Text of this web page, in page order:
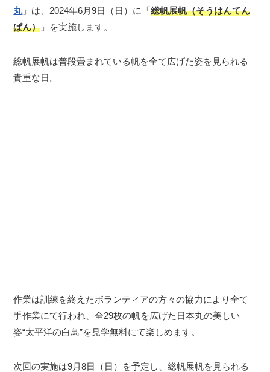
丸」は、2024年6月9日（日）に「総帆展帆（そうはんてん
ぱん） 」を実施します。
総帆展帆は普段畳まれている帆を全て広げた姿を見られる
貴重な日。
作業は訓練を終えたボランティアの方々の協力により全て
手作業にて行われ、全29枚の帆を広げた日本丸の美しい
姿“太平洋の白鳥”を見学無料にて楽しめます。
次回の実施は9月8日（日）を予定し、総帆展帆を見られる